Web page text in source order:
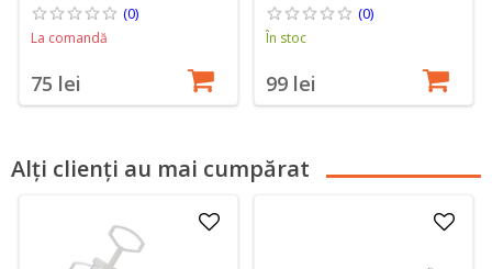
(0)
La comandă
75 lei
(0)
În stoc
99 lei
Alți clienți au mai cumpărat